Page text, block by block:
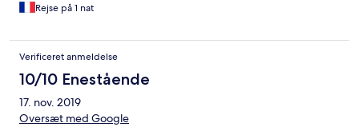
Rejse på 1 nat
Verificeret anmeldelse
10/10 Enestående
17. nov. 2019
Oversæt med Google